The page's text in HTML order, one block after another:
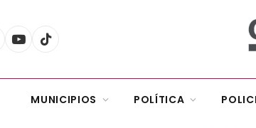
YouTubeTikTok
MUNICIPIOS POLÍTICA